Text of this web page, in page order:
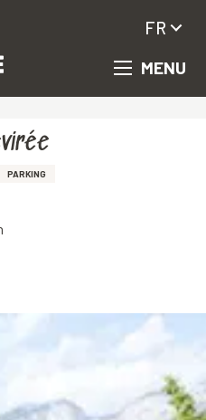
MENU
FR
PARKING